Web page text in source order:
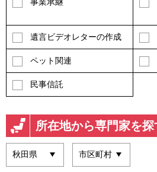
遺言ビデオレターの作成
ペット関連
民事信託
所在地から専門家を探